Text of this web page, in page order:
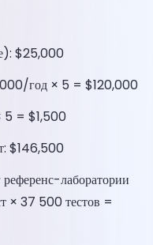
$25,000
год × 5 = $120,000
5 = $1,500
$146,500
лаборатории
× 37 500 тестов =